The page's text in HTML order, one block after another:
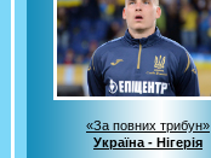
«За повних трибун»
Україна - Нігерія